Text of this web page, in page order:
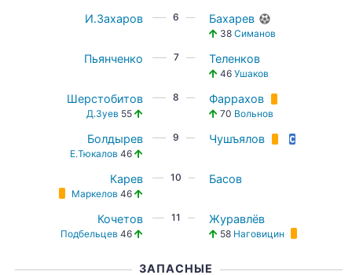
И.Захаров
6 Бахарев
38Симанов
Пьянченко 7 Теленков
46Ушаков
Шерстобитов
Д.Зуев 55
8 Фаррахов
70 Вольнов
Болдырев
Е.Тюкалов 46
9 Чушъялов
Карев
Маркелов 46
10 Басов
Кочетов
Подбельцев 46
11 Журавлёв
58 Наговицин
ЗАПАСНЫЕ